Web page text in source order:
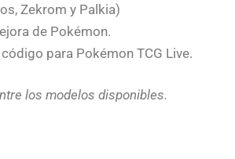
Zekrom y Palkia)
de Pokémon.
para Pokémon TCG Live.
los modelos disponibles.